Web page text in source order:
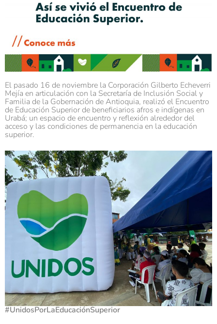
El pasado 16 de noviembre la Corporación Gilberto Echeverri
Mejía en articulación con la Secretaría de Inclusión Social y
Familia de la Gobernación de Antioquia, realizó el Encuentro
de Educación Superior de beneficiarios afros e indígenas en
Urabá; un espacio de encuentro y reflexión alrededor del
acceso y las condiciones de permanencia en la educación
superior.
#UnidosPorLaEducaciónSuperior